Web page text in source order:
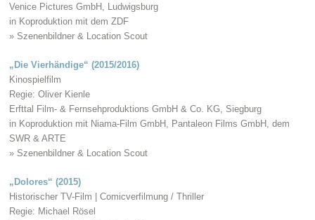
Venice Pictures GmbH, Ludwigsburg
in Koproduktion mit dem ZDF
» Szenenbildner & Location Scout
„Die Vierhändige“ (2015/2016)
Kinospielfilm
Regie: Oliver Kienle
Erfttal Film- & Fernsehproduktions GmbH & Co. KG, Siegburg
in Koproduktion mit Niama-Film GmbH, Pantaleon Films GmbH, dem
SWR & ARTE
» Szenenbildner & Location Scout
„Dolores“ (2015)
Historischer TV-Film | Comicverfilmung / Thriller
Regie: Michael Rösel